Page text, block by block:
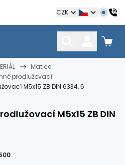
CZK
KOTEVNÍ TECHNIKA
hmoždinky, napínáky
Matice
prodlužovací
M5x15 ZB DIN 6334, 6
M5x15 ZB DIN